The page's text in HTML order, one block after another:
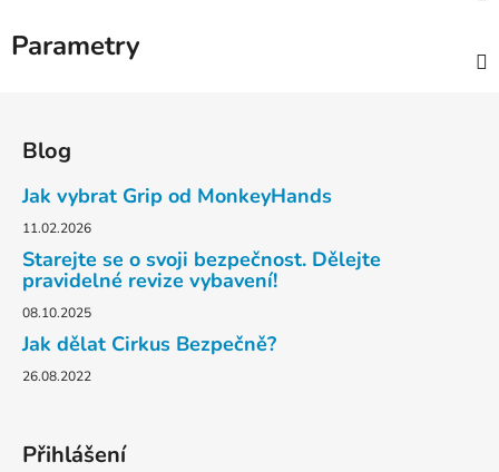
Parametry
Blog
Jak vybrat Grip od MonkeyHands
11.02.2026
Starejte se o svoji bezpečnost. Dělejte
pravidelné revize vybavení!
08.10.2025
Jak dělat Cirkus Bezpečně?
26.08.2022
Přihlášení